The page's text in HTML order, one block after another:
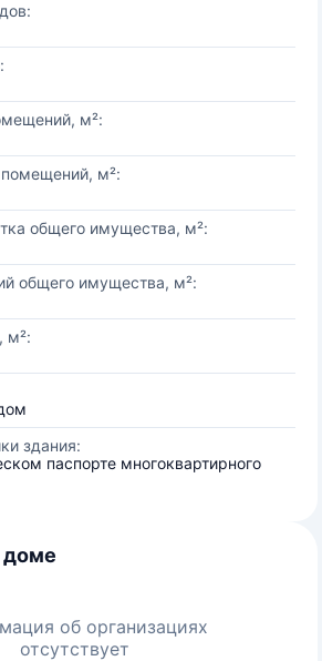
м²:
м²:
общего имущества, м²:
общего имущества, м²:
м²:
здания:
паспорте многоквартирного
доме
об организациях
отсутствует